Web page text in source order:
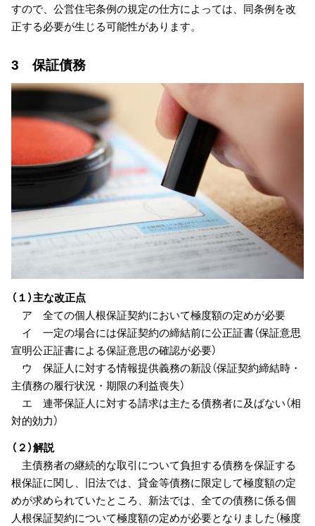
すので、公営住宅条例の規定の仕方によっては、同条例を改
正する必要が生じる可能性があります。
3 保証債務
（１）主な改正点
ア 全ての個人根保証契約において極度額の定めが必要
イ 一定の場合には保証契約の締結前に公正証書（保証意思
宣明公正証書による保証意思の確認が必要）
ウ 保証人に対する情報提供義務の新設（保証契約締結時・
主債務の履行状況・期限の利益喪失）
エ 連帯保証人に対する請求は主たる債務者に及ばない（相
対的効力）
（２）解説
主債務者の継続的な取引について負担する債務を保証する
根保証に関し、旧法では、貸金等債務に限定して極度額の定
めが求められていたところ、新法では、全ての債務に係る個
人根保証契約について極度額の定めが必要となりました（極度